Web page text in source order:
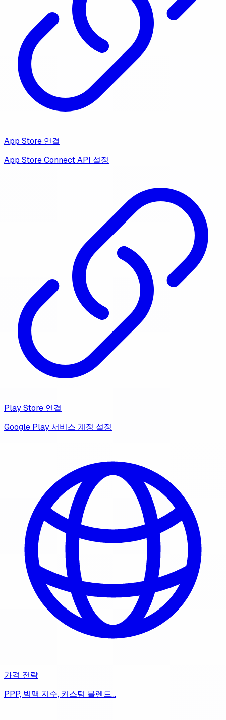
App Store 연결
App Store Connect API 설정
Play Store 연결
Google Play 서비스 계정 설정
가격 전략
PPP, 빅맥 지수, 커스텀 블렌드…